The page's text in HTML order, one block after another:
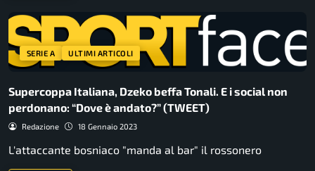
SERIE A ULTIMI ARTICOLI
Supercoppa Italiana, Dzeko beffa Tonali. E i social non
perdonano: “Dove è andato?” (TWEET)
Redazione 18 Gennaio 2023
L'attaccante bosniaco "manda al bar" il rossonero